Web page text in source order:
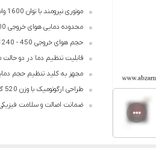
موتوری نیرومند با توان 1600 وات
محدوده دمایی هوای خروجی 300 تا 500 درجه سانتی گراد
حجم هوای خروجی 450 - 240 لیتر بر دقیقه
قابلیت تنظیم دما در دو
مجهز به کلید تنظیم حجم
طراحی ارگونومیک با وزن 520 گرم
ضمانت اصالت و سلامت فیزیکی